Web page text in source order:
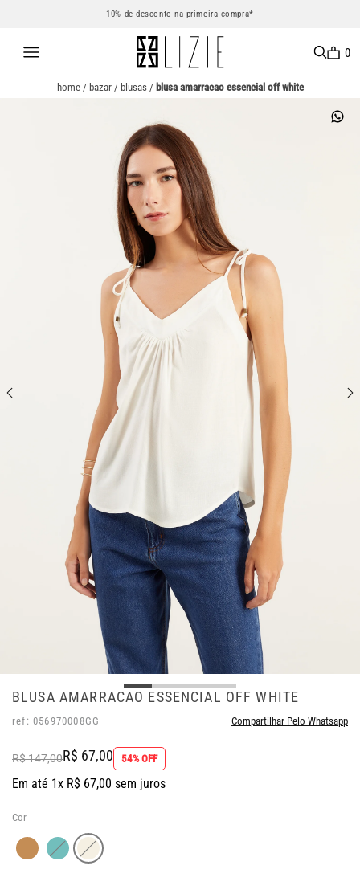
10% de desconto na primeira compra*
0
home/ bazar/ blusas/ blusa amarracao essencial off white
BLUSA AMARRACAO ESSENCIAL OFF WHITE
ref: 056970008GG Compartilhar Pelo Whatsapp
R$ 147,00R$ 67,00 54% OFF
Em até 1x R$ 67,00 sem juros
Cor